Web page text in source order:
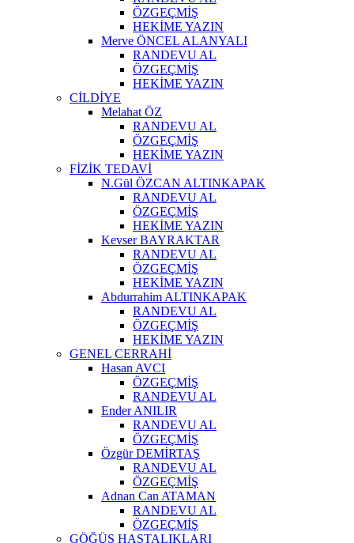
ÖZGEÇMİŞ
HEKİME YAZIN
Merve ÖNCEL ALANYALI
RANDEVU AL
ÖZGEÇMİŞ
HEKİME YAZIN
CİLDİYE
Melahat ÖZ
RANDEVU AL
ÖZGEÇMİŞ
HEKİME YAZIN
FİZİK TEDAVİ
N.Gül ÖZCAN ALTINKAPAK
RANDEVU AL
ÖZGEÇMİŞ
HEKİME YAZIN
Kevser BAYRAKTAR
RANDEVU AL
ÖZGEÇMİŞ
HEKİME YAZIN
Abdurrahim ALTINKAPAK
RANDEVU AL
ÖZGEÇMİŞ
HEKİME YAZIN
GENEL CERRAHİ
Hasan AVCI
ÖZGEÇMİŞ
RANDEVU AL
Ender ANILIR
RANDEVU AL
ÖZGEÇMİŞ
Özgür DEMİRTAŞ
RANDEVU AL
ÖZGEÇMİŞ
Adnan Can ATAMAN
RANDEVU AL
ÖZGEÇMİŞ
GÖĞÜS HASTALIKLARI